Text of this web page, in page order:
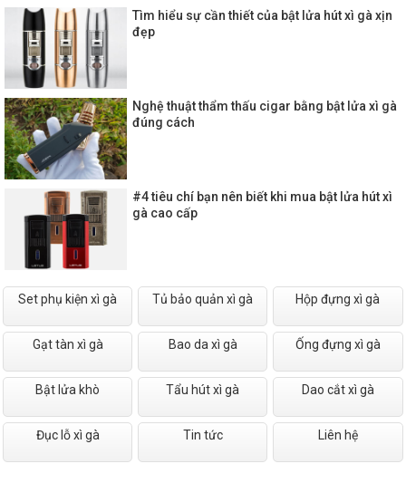
Tìm hiểu sự cần thiết của bật lửa hút xì gà xịn
đẹp
Nghệ thuật thẩm thấu cigar bằng bật lửa xì gà
đúng cách
#4 tiêu chí bạn nên biết khi mua bật lửa hút xì
gà cao cấp
Set phụ kiện xì gà Tủ bảo quản xì gà Hộp đựng xì gà
Gạt tàn xì gà Bao da xì gà Ống đựng xì gà
Bật lửa khò Tẩu hút xì gà Dao cắt xì gà
Đục lỗ xì gà Tin tức Liên hệ